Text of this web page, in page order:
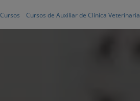
Cursos Cursos de Auxiliar de Clínica Veterinaria